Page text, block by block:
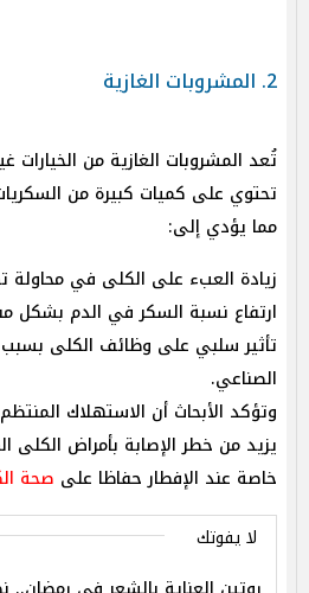
2. المشروبات الغازية
تُعد المشروبات الغازية من الخيارات
تحتوي على كميات كبيرة من السكريات
مما يؤدي إلى:
زيادة العبء على الكلى في محاولة
ارتفاع نسبة السكر في الدم بشكل
تأثير سلبي على وظائف الكلى
الصناعي.
وتؤكد الأبحاث أن الاستهلاك
يزيد من خطر الإصابة بأمراض الكلى
خاصة عند الإفطار حفاظا على صحة
لا يفوتك